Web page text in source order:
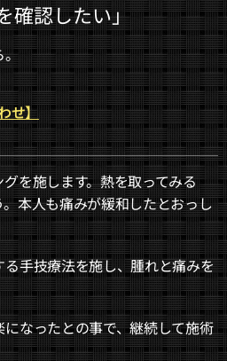
確認したい」
。
せ】
を施します。熱を取ってみる
本人も痛みが緩和したとおっし
手技療法を施し、腫れと痛みを
なったとの事で、継続して施術